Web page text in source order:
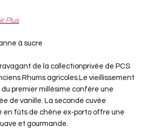
Plus
à sucre
de la collectionprivée de PCS
Rhums agricoles.Le vieillissement
premier millésime confère une
de vanille. La seconde cuvée
en fûts de chêne ex-porto offre une
et gourmande.